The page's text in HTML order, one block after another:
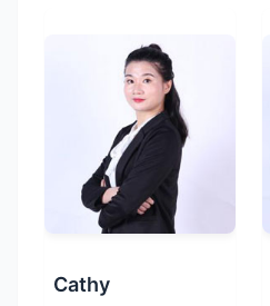
Cathy